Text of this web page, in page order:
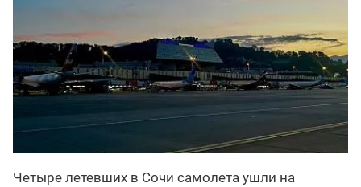
Четыре летевших в Сочи самолета ушли на